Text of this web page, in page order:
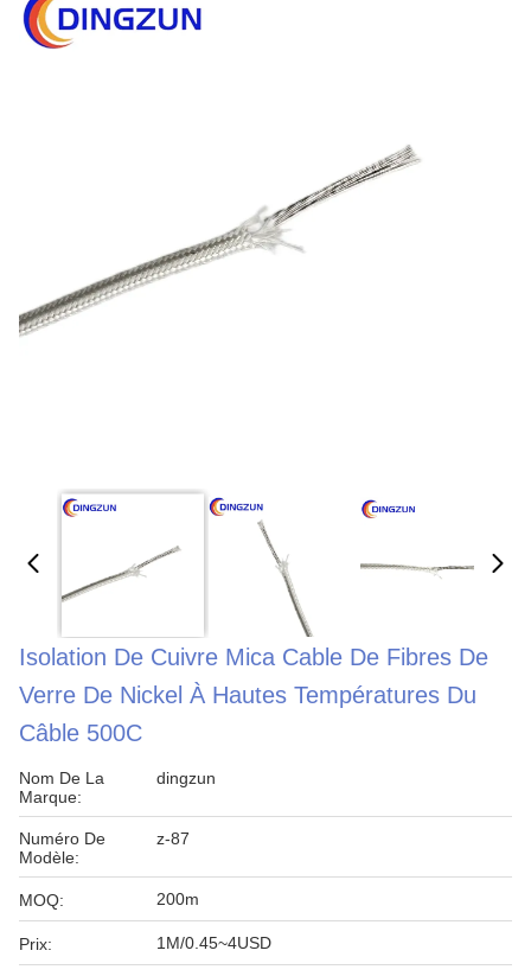
Isolation De Cuivre Mica Cable De Fibres De
Verre De Nickel À Hautes Températures Du
Câble 500C
Nom De La
Marque:
dingzun
Numéro De
Modèle:
z-87
MOQ: 200m
Prix: 1M/0.45~4USD